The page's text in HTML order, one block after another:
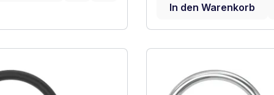
In den Warenkorb